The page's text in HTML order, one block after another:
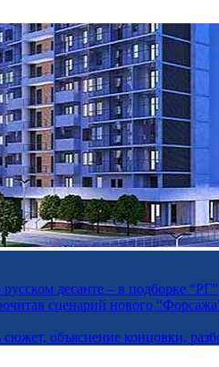
десанте – в подборке “РГ”
сценарий нового
объяснение концовки,